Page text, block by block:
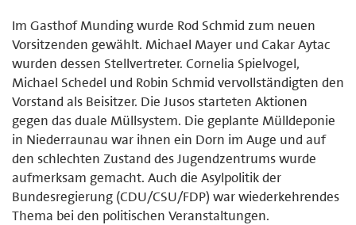
Im Gasthof Munding wurde Rod Schmid zum neuen
Vorsitzenden gewählt. Michael Mayer und Cakar Aytac
wurden dessen Stellvertreter. Cornelia Spielvogel,
Michael Schedel und Robin Schmid vervollständigten den
Vorstand als Beisitzer. Die Jusos starteten Aktionen
gegen das duale Müllsystem. Die geplante Mülldeponie
in Niederraunau war ihnen ein Dorn im Auge und auf
den schlechten Zustand des Jugendzentrums wurde
aufmerksam gemacht. Auch die Asylpolitik der
Bundesregierung (CDU/CSU/FDP) war wiederkehrendes
Thema bei den politischen Veranstaltungen.